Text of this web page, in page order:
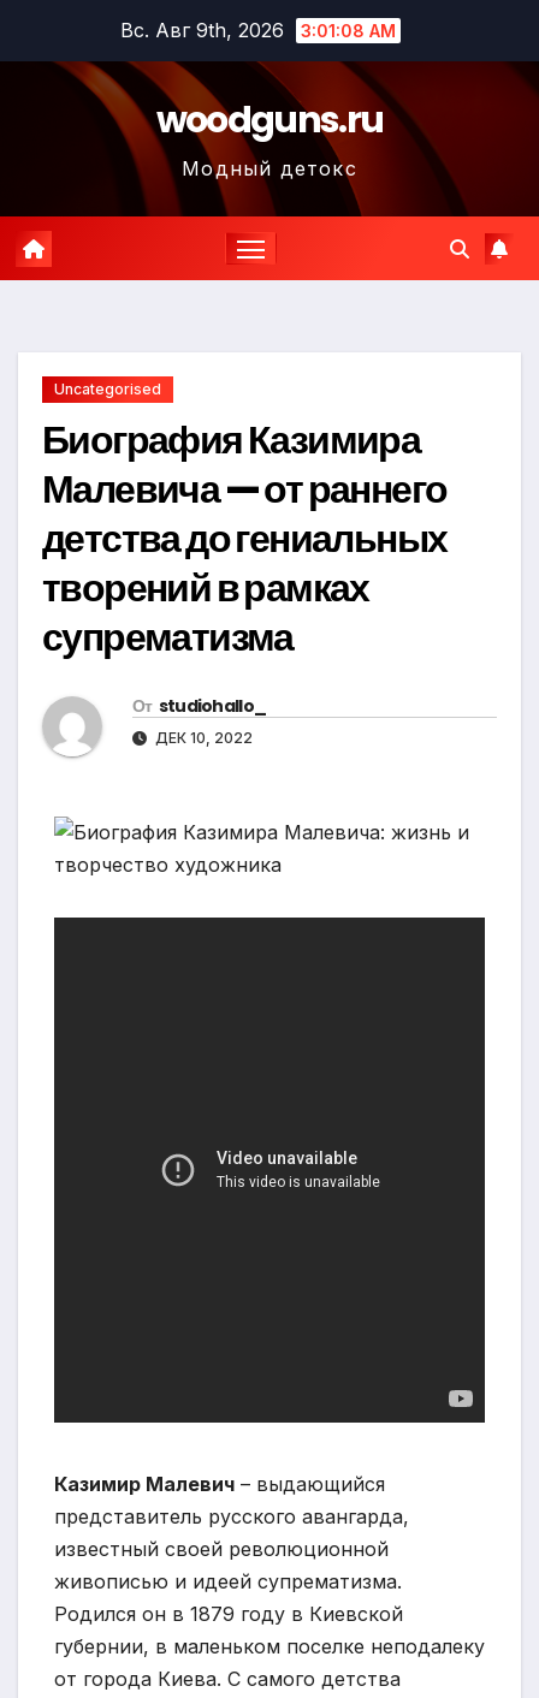
содержимому
Вс. Авг 9th, 2026 3:01:09 AM
woodguns.ru
Модный детокс
Uncategorised
Биография Казимира
Малевича — от раннего
детства до гениальных
творений в рамках
супрематизма
От studiohallo_
ДЕК 10, 2022
Казимир Малевич – выдающийся
представитель русского авангарда,
известный своей революционной
живописью и идеей супрематизма.
Родился он в 1879 году в Киевской
губернии, в маленьком поселке неподалеку
от города Киева. С самого детства